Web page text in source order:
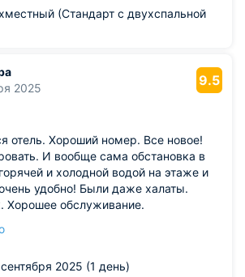
(Стандарт с двухспальной
2025
9.5
отель. Хороший номер. Все новое!
И вообще сама обстановка в
и холодной водой на этаже и
удобно! Были даже халаты.
Хорошее обслуживание.
Крутая лестница на 2 и 3
помогли поднять и спустить
2025 (1 день)